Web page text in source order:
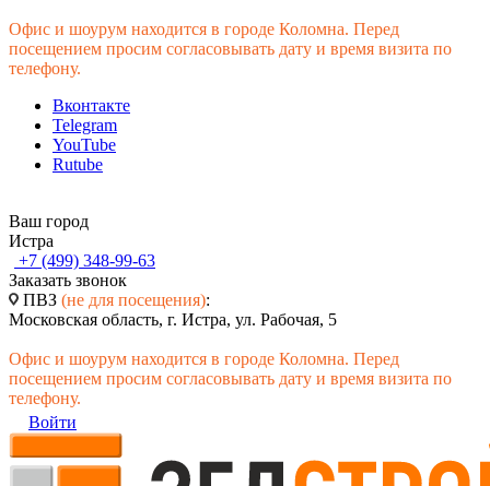
Офис и шоурум находится в городе Коломна. Перед
посещением просим согласовывать дату и время визита по
телефону.
Вконтакте
Telegram
YouTube
Rutube
Ваш город
Истра
+7 (499) 348-99-63
Заказать звонок
ПВЗ (не для посещения):
Московская область, г. Истра, ул. Рабочая, 5
Офис и шоурум находится в городе Коломна. Перед
посещением просим согласовывать дату и время визита по
телефону.
Войти